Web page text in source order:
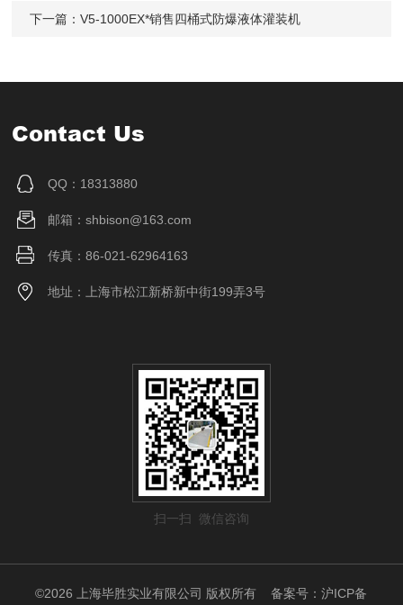
下一篇：V5-1000EX*销售四桶式防爆液体灌装机
Contact Us
QQ：18313880
邮箱：shbison@163.com
传真：86-021-62964163
地址：上海市松江新桥新中街199弄3号
扫一扫 微信咨询
©2026 上海毕胜实业有限公司 版权所有备案号：沪ICP备